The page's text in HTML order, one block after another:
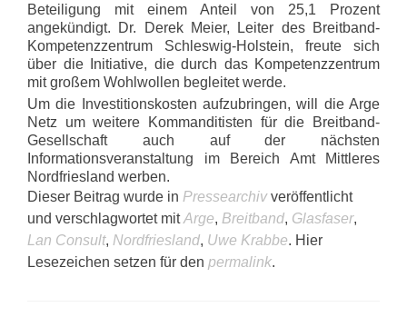
Beteiligung mit einem Anteil von 25,1 Prozent
angekündigt. Dr. Derek Meier, Leiter des Breitband-
Kompetenzzentrum Schleswig-Holstein, freute sich
über die Initiative, die durch das Kompetenzzentrum
mit großem Wohlwollen begleitet werde.
Um die Investitionskosten aufzubringen, will die Arge
Netz um weitere Kommanditisten für die Breitband-
Gesellschaft auch auf der nächsten
Informationsveranstaltung im Bereich Amt Mittleres
Nordfriesland werben.
Dieser Beitrag wurde in Pressearchivveröffentlicht
und verschlagwortet mitArge, Breitband, Glasfaser,
Lan Consult, Nordfriesland, Uwe Krabbe. Hier
Lesezeichen setzen für den permalink.